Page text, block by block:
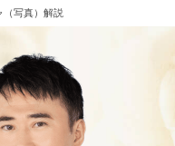
（写真）解説